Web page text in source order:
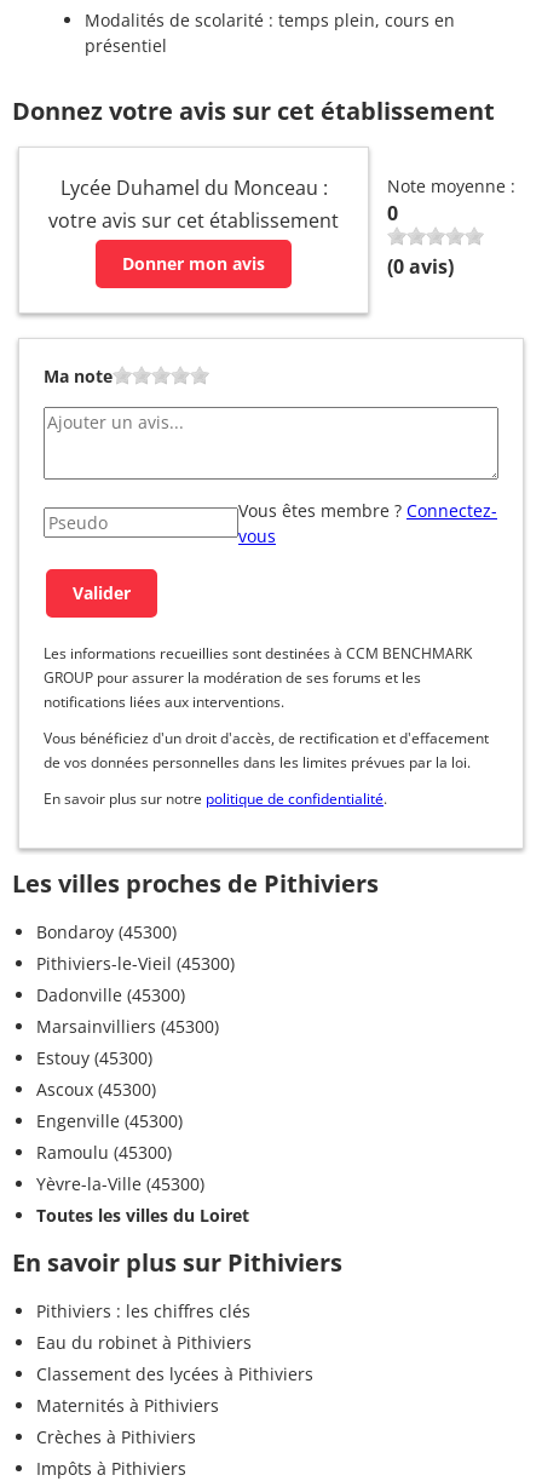
Modalités de scolarité : temps plein, cours en
présentiel
Donnez votre avis sur cet établissement
Lycée Duhamel du Monceau :
votre avis sur cet établissement
Donner mon avis
Note moyenne :
0
(0avis)
Ma note
Vous êtes membre ? Connectez-
vous
Les informations recueillies sont destinées à CCM BENCHMARK
GROUP pour assurer la modération de ses forums et les
notifications liées aux interventions.
Vous bénéficiez d'un droit d'accès, de rectification et d'effacement
de vos données personnelles dans les limites prévues par la loi.
En savoir plus sur notre politique de confidentialité.
Les villes proches de Pithiviers
Bondaroy (45300)
Pithiviers-le-Vieil (45300)
Dadonville (45300)
Marsainvilliers (45300)
Estouy (45300)
Ascoux (45300)
Engenville (45300)
Ramoulu (45300)
Yèvre-la-Ville (45300)
Toutes les villes du Loiret
En savoir plus sur Pithiviers
Pithiviers : les chiffres clés
Eau du robinet à Pithiviers
Classement des lycées à Pithiviers
Maternités à Pithiviers
Crèches à Pithiviers
Impôts à Pithiviers